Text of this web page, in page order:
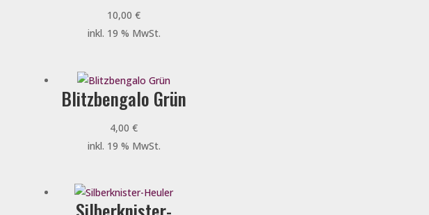
10,00€
inkl. 19 % MwSt.
Blitzbengalo Grün
4,00€
inkl. 19 % MwSt.